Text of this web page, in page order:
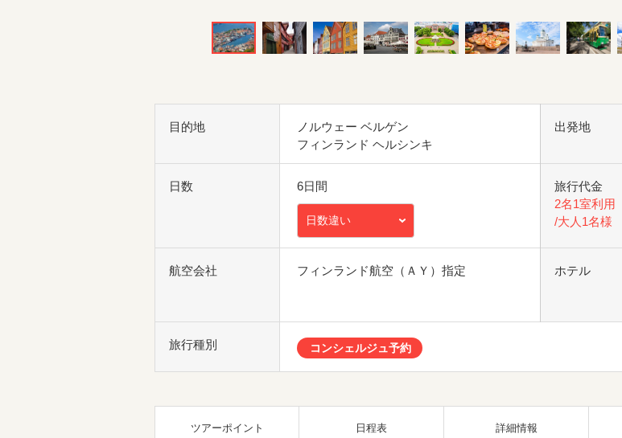
目的地
ノルウェー ベルゲン
フィンランド ヘルシンキ
出発地
日数 6日間
日数違い
旅行代金
2名1室利用
/大人1名様
航空会社 フィンランド航空（ＡＹ）指定 ホテル
旅行種別 コンシェルジュ予約
ツアーポイント 日程表 詳細情報